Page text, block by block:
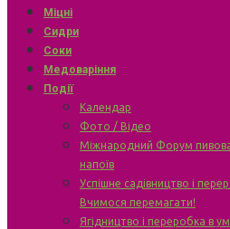
Міцні
Сидри
Соки
Медоваріння
Події
Календар
Фото / Відео
Міжнародний Форум
напоїв
Успішне садівництво і
Вчимося перемагати!
Ягідництво і переробка в